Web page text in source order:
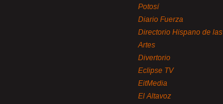
Potosí
Diario Fuerza
Directorio Hispano de las
Artes
Divertorio
Eclipse TV
EitMedia
El Altavoz